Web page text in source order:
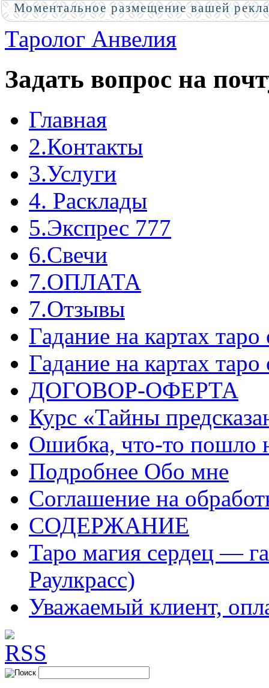
Таролог Анвелия
Задать вопрос на
Главная
2.Контакты
3.Услуги
4. Расклады
5.Экспрес 777
6.Свечи
7.ОПЛАТА
7.Отзывы
Гадание на картах
Гадание на картах
ДОГОВОР-ОФЕРТА
Курс «Тайны
Ошибка, что-то пошло
Подробнее Обо мне
Соглашение на
СОДЕРЖАНИЕ
Таро магия сердец —
Раулкрасс)
Уважаемый клиент,
Моментальное размещение вашей